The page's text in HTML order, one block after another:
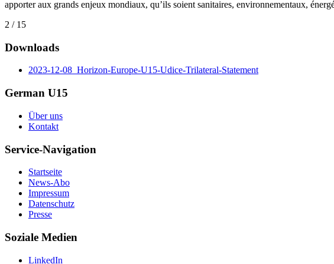
apporter aux grands enjeux mondiaux, qu’ils soient sanitaires, environnementaux,
2 / 15
Downloads
2023-12-08_Horizon-Europe-U15-Udice-Trilateral-Statement
German U15
Über uns
Kontakt
Service-Navigation
Startseite
News-Abo
Impressum
Datenschutz
Presse
Soziale Medien
LinkedIn